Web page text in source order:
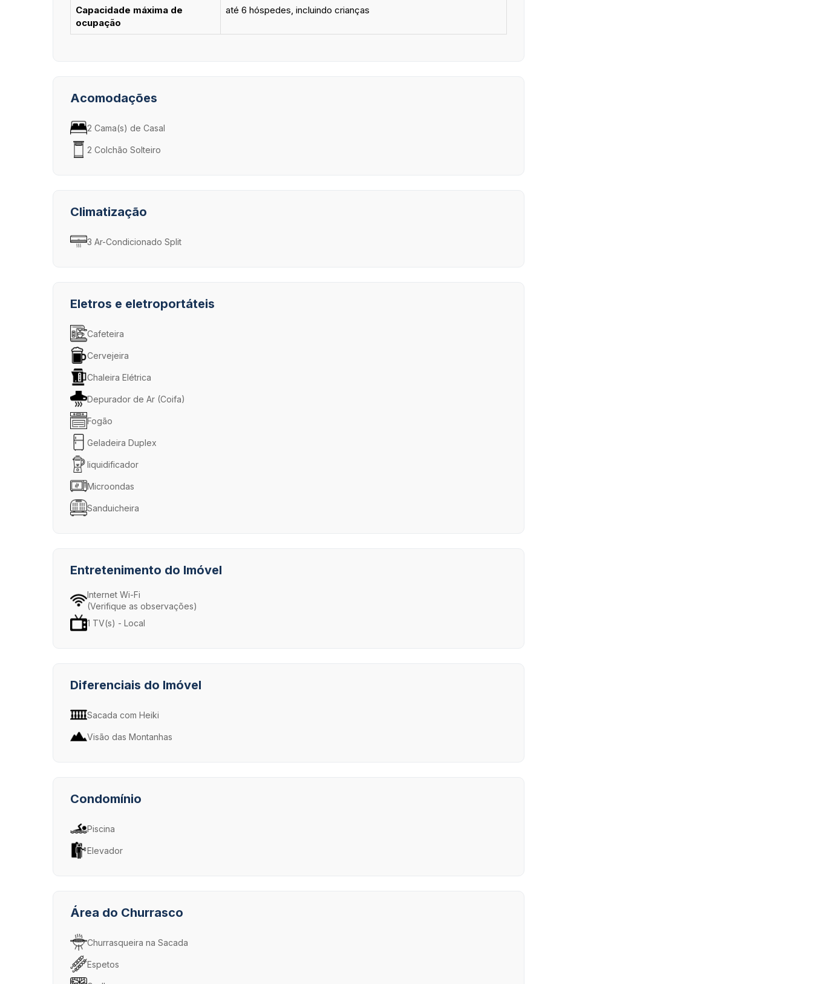
Capacidade máxima de
ocupação
até 6 hóspedes, incluindo crianças
Acomodações
2 Cama(s) de Casal
2 Colchão Solteiro
Climatização
3 Ar-Condicionado Split
Eletros e eletroportáteis
Cafeteira
Cervejeira
Chaleira Elétrica
Depurador de Ar (Coifa)
Fogão
Geladeira Duplex
liquidificador
Microondas
Sanduicheira
Entretenimento do Imóvel
Internet Wi-Fi
(Verifique as observações)
1 TV(s) - Local
Diferenciais do Imóvel
Sacada com Heiki
Visão das Montanhas
Condomínio
Piscina
Elevador
Área do Churrasco
Churrasqueira na Sacada
Espetos